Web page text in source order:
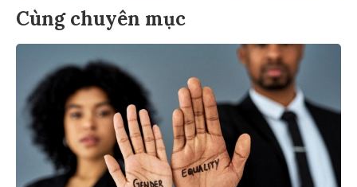
Cùng chuyên mục